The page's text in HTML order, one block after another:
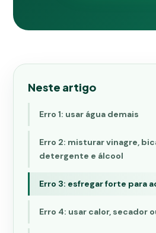
Neste artigo
Erro 1: usar água demais
Erro 2: misturar vinagre,
detergente e álcool
Erro 3: esfregar forte para
Erro 4: usar calor, secador